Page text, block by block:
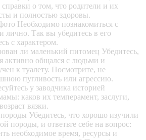
о том, что родители и их
и полностью здоровы.
Необходимо познакомиться с
лично. Так вы убедитесь в его
с характером.
ли маленький питомец Убедитесь,
активно общался с людьми и
к туалету. Посмотрите, не
пугливость или агрессию.
у заводчика историей
каков их темперамент, заслуги,
вязки.
Убедитесь, что хорошо изучили
породы, и ответьте себе на вопрос:
необходимое время, ресурсы и